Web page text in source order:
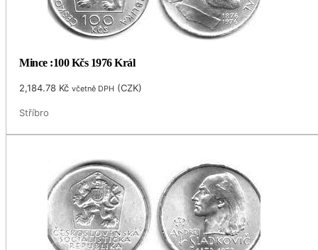
Mince :100 Kčs 1976 Král
2,184.78 Kč včetně DPH (CZK)
Stříbro